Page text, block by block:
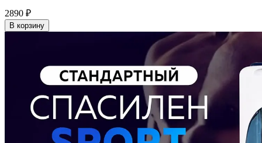
2890 ₽
В корзину